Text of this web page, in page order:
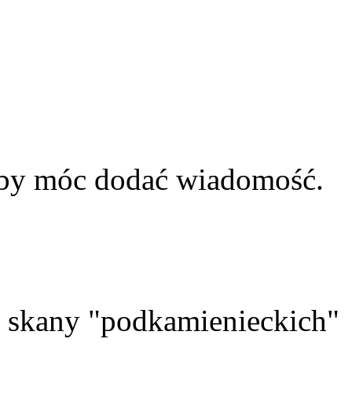
móc dodać wiadomość.
"podkamienieckich"